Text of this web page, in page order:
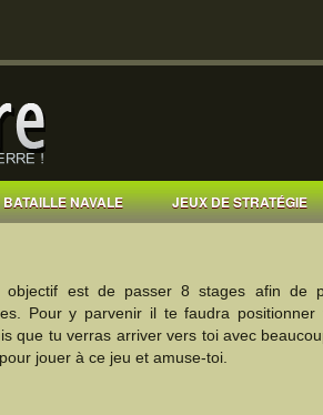
BATAILLE NAVALE JEUX DE STRATÉGIE
objectif est de passer 8 stages afin de
Pour y parvenir il te faudra
que tu verras arriver vers toi avec
jouer à ce jeu et amuse-toi.